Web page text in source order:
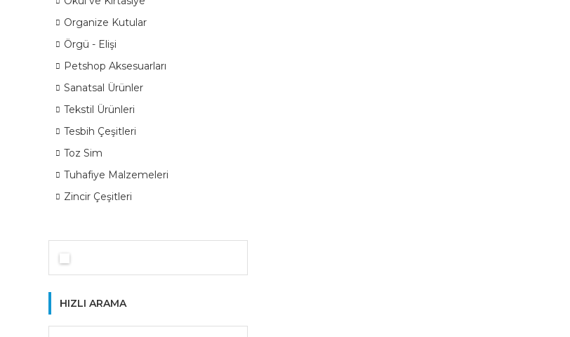
Organize Kutular
Örgü - Elişi
Petshop Aksesuarları
Sanatsal Ürünler
Tekstil Ürünleri
Tesbih Çeşitleri
Toz Sim
Tuhafiye Malzemeleri
Zincir Çeşitleri
HIZLI ARAMA